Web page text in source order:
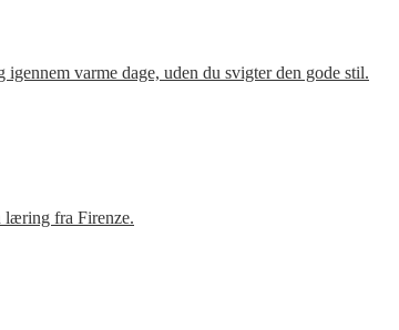
varme dage, uden du svigter den gode stil.
læring fra Firenze.